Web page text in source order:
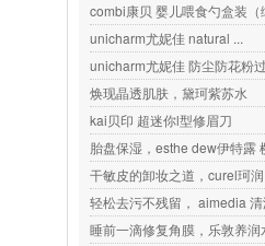
combi康贝 婴儿喂食勺盒装（
unicharm尤妮佳 natural ...
unicharm尤妮佳 防尘防花粉
焕现晶透肌肤，黛珂紫苏水
kai贝印 超迷你l型修眉刀
胎盘保湿，esthe dew伊特露
干敏皮的卸妆之道，curel珂
轻松去污不残留， aimedia 清
睡前一滴修复角膜，乐敦养润